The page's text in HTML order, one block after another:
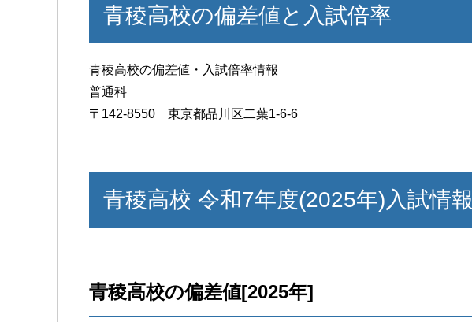
青稜高校の偏差値と入試倍率
青稜高校の偏差値・入試倍率情報
普通科
〒142-8550 東京都品川区二葉1-6-6
青稜高校 令和7年度(2025年)入試情報
青稜高校の偏差値[2025年]